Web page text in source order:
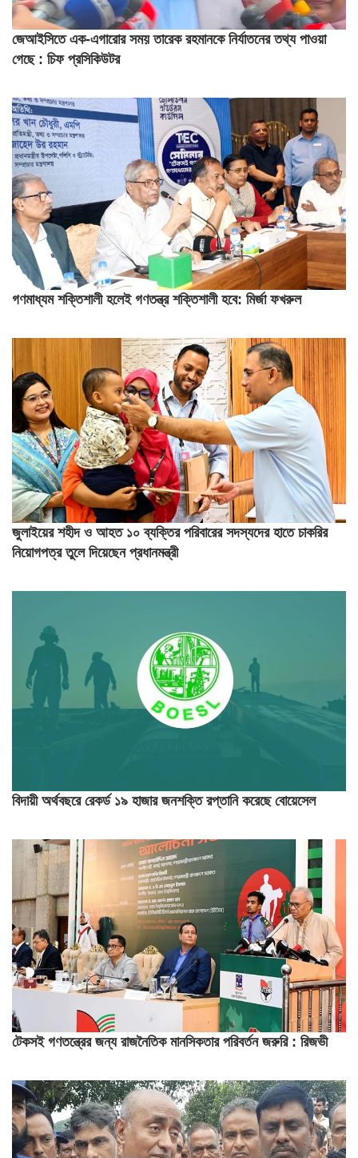
জেআইসিতে এক-এগারোর সময় তারেক রহমানকে নির্যাতনের তথ্য পাওয়া
গেছে : চিফ প্রসিকিউটর
গণমাধ্যম শক্তিশালী হলেই গণতন্ত্র শক্তিশালী হবে: মির্জা ফখরুল
জুলাইয়ের শহীদ ও আহত ১০ ব্যক্তির পরিবারের সদস্যদের হাতে চাকরির
নিয়োগপত্র তুলে দিয়েছেন প্রধানমন্ত্রী
বিদায়ী অর্থবছরে রেকর্ড ১৯ হাজার জনশক্তি রপ্তানি করেছে বোয়েসেল
টেকসই গণতন্ত্রের জন্য রাজনৈতিক মানসিকতার পরিবর্তন জরুরি : রিজভী